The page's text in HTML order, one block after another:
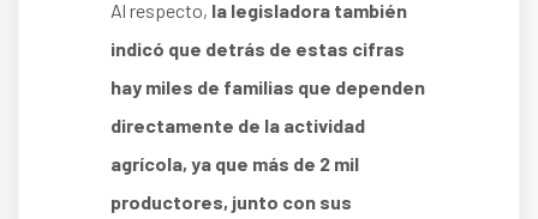
Al respecto, la legisladora también
indicó que detrás de estas cifras
hay miles de familias que dependen
directamente de la actividad
agrícola, ya que más de 2 mil
productores, junto con sus